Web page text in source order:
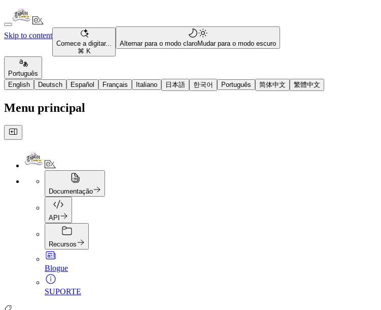
Skip to content
Comece a digitar...
⌘ K
Alternar para o modo claroMudar para o modo escuro
Português
English
Deutsch Español Français Italiano 日本語 한국어 Português 简体中文 繁體中文
Menu principal
Documentação
API
Recursos
Blogue
SUPORTE